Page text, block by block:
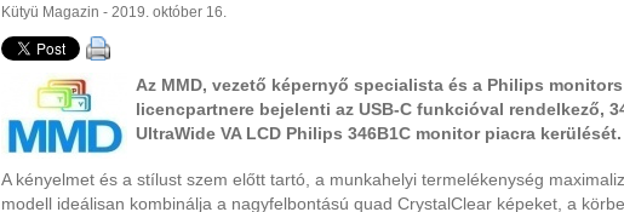
Kütyü Magazin - 2019. október 16.
Az MMD, vezető képernyő specialista és a Philips
licencpartnere bejelenti az USB-C funkcióval rendelkező,
UltraWide VA LCD Philips 346B1C monitor piacra kerülését.
A kényelmet és a stílust szem előtt tartó, a munkahelyi termelékenység
modell ideálisan kombinálja a nagyfelbontású quad CrystalClear képeket, a